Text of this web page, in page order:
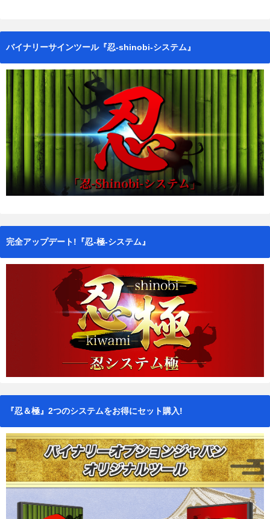
バイナリーサインツール『忍-shinobi-システム』
完全アップデート!『忍-極-システム』
『忍＆極』2つのシステムをお得にセット購入!